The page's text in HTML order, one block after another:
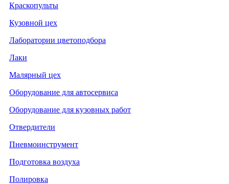
Краскопульты
Кузовной цех
Лаборатории цветоподбора
Лаки
Малярный цех
Оборудование для автосервиса
Оборудование для кузовных работ
Отвердители
Пневмоинструмент
Подготовка воздуха
Полировка